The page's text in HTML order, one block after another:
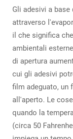
Gli adesivi a
attraverso
il che significa
ambientali
di apertura
cui gli adesivi
film adeguato, un
all'aperto. Le
quando la
(circa 50